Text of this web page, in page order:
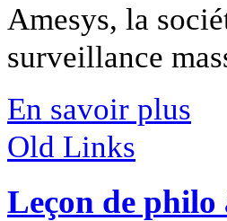
Amesys, la
surveillance
En savoir plus
Old Links
Leçon de philo